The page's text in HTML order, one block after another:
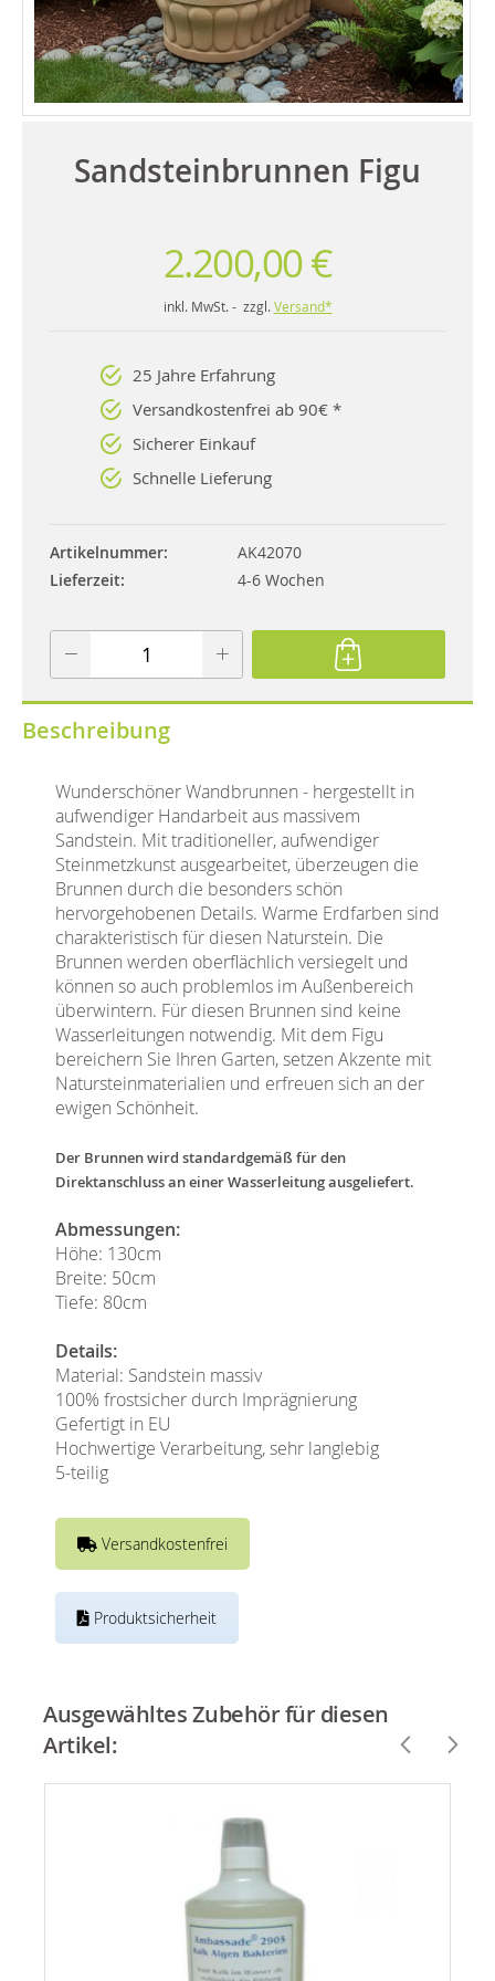
Sandsteinbrunnen Figu
2.200,00 €
inkl. MwSt. - zzgl. Versand*
25 Jahre Erfahrung
Versandkostenfrei ab 90€ *
Sicherer Einkauf
Schnelle Lieferung
Artikelnummer
AK42070
Lieferzeit
4-6 Wochen
Beschreibung
Wunderschöner Wandbrunnen - hergestellt in
aufwendiger Handarbeit aus massivem
Sandstein. Mit traditioneller, aufwendiger
Steinmetzkunst ausgearbeitet, überzeugen die
Brunnen durch die besonders schön
hervorgehobenen Details. Warme Erdfarben sind
charakteristisch für diesen Naturstein. Die
Brunnen werden oberflächlich versiegelt und
können so auch problemlos im Außenbereich
überwintern. Für diesen Brunnen sind keine
Wasserleitungen notwendig. Mit dem Figu
bereichern Sie Ihren Garten, setzen Akzente mit
Natursteinmaterialien und erfreuen sich an der
ewigen Schönheit.
Der Brunnen wird standardgemäß für den
Direktanschluss an einer Wasserleitung ausgeliefert.
Abmessungen:
Höhe: 130cm
Breite: 50cm
Tiefe: 80cm
Details:
Material: Sandstein massiv
100% frostsicher durch Imprägnierung
Gefertigt in EU
Hochwertige Verarbeitung, sehr langlebig
5-teilig
Versandkostenfrei
Produktsicherheit
Ausgewähltes Zubehör für diesen
Artikel: